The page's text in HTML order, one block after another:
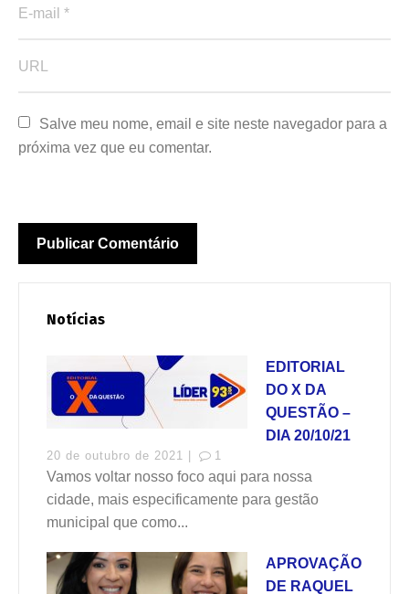
Salve meu nome, email e site neste navegador para a
próxima vez que eu comentar.
Notícias
EDITORIAL
DO X DA
QUESTÃO –
DIA 20/10/21
20 de outubro de 2021 | 1
Vamos voltar nosso foco aqui para nossa
cidade, mais especificamente para gestão
municipal que como...
APROVAÇÃO
DE RAQUEL